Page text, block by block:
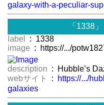
galaxy-with-a-peculiar-
「1338
label
: 1338
image : https://.../
description : Hubble’s
webサイト
:
https://.../
galaxies